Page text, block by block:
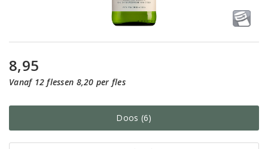
8,95
Vanaf 12 flessen 8,20 per fles
Doos (6)